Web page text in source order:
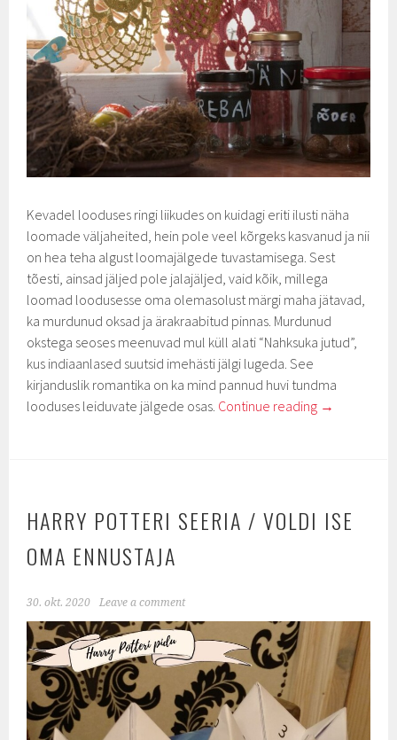
Kevadel looduses ringi liikudes on kuidagi eriti ilusti näha
loomade väljaheited, hein pole veel kõrgeks kasvanud ja nii
on hea teha algust loomajälgede tuvastamisega. Sest
tõesti, ainsad jäljed pole jalajäljed, vaid kõik, millega
loomad loodusesse oma olemasolust märgi maha jätavad,
ka murdunud oksad ja ärakraabitud pinnas. Murdunud
okstega seoses meenuvad mul küll alati “Nahksuka jutud”,
kus indiaanlased suutsid imehästi jälgi lugeda. See
kirjanduslik romantika on ka mind pannud huvi tundma
looduses leiduvate jälgede osas. Continue reading →
HARRY POTTERI SEERIA / VOLDI ISE
OMA ENNUSTAJA
30. okt. 2020 Leave a comment